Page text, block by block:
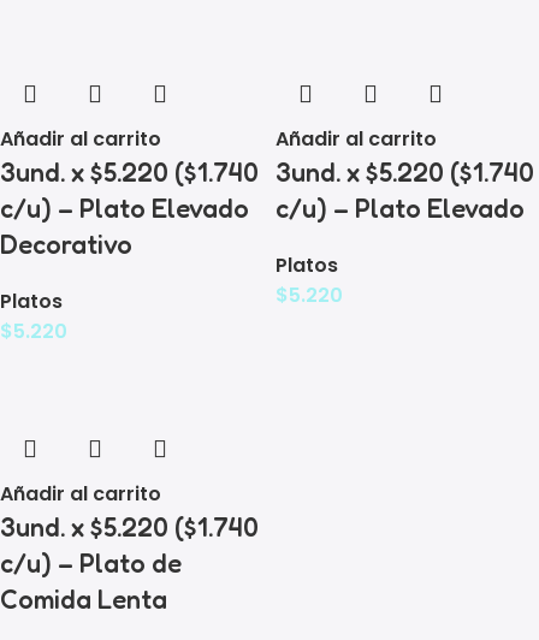
Añadir al carrito
3und. x $5.220 ($1.740
c/u) – Plato Elevado
Decorativo
Platos
$5.220
Añadir al carrito
3und. x $5.220 ($1.740
c/u) – Plato Elevado
Platos
$5.220
Añadir al carrito
3und. x $5.220 ($1.740
c/u) – Plato de
Comida Lenta